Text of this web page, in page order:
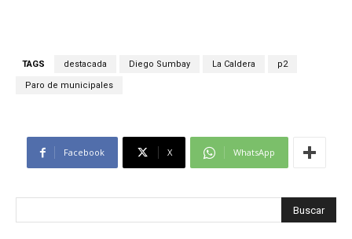
TAGS destacada Diego Sumbay La Caldera p2
Paro de municipales
Facebook X WhatsApp